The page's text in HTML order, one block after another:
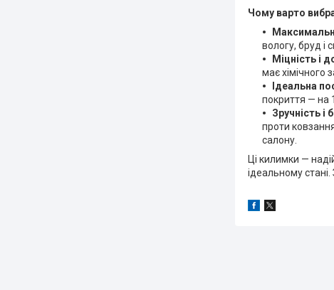
Чому варто
вологу, бруд і
Міцність і
має хімічного
Ідеальна
покриття — на
Зручність і
проти
салону.
Ці килимки —
ідеальному